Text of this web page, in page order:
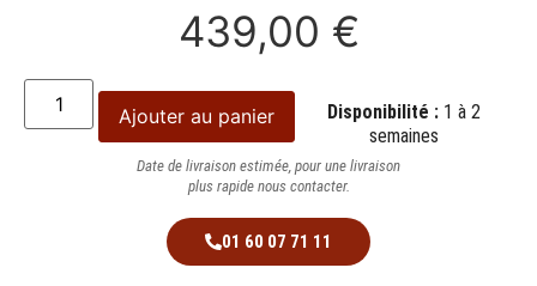
439,00 €
Ajouter au panier Disponibilité : 1 à 2
semaines
Date de livraison estimée, pour une livraison
plus rapide nous contacter.
01 60 07 71 11